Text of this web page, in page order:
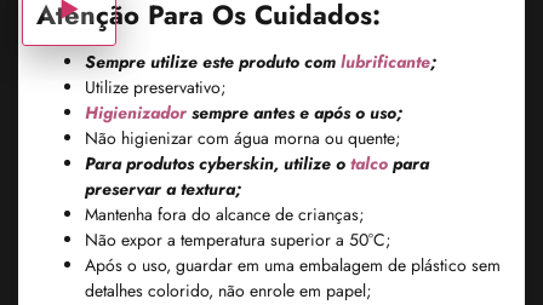
Atenção Para Os Cuidados:
Sempre utilize este produto com lubrificante;
Utilize preservativo;
Higienizador sempre antes e após o uso;
Não higienizar com água morna ou quente;
Para produtos cyberskin, utilize o talco para
preservar a textura;
Mantenha fora do alcance de crianças;
Não expor a temperatura superior a 50°C;
Após o uso, guardar em uma embalagem de plástico sem
detalhes colorido, não enrole em papel;